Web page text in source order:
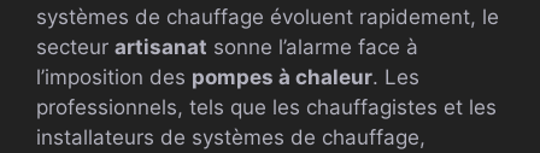
systèmes de chauffage évoluent rapidement, le
secteur artisanat sonne l’alarme face à
l’imposition des pompes à chaleur. Les
professionnels, tels que les chauffagistes et les
installateurs de systèmes de chauffage,